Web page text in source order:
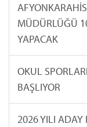
MÜDÜRLÜĞÜ
YAPACAK
OKUL
BAŞLIYOR
2026 YILI ADAY